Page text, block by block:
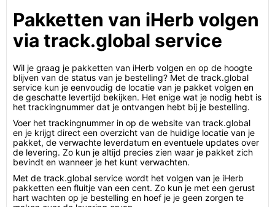
Pakketten van iHerb volgen
via track.global service
Wil je graag je pakketten van iHerb volgen en op de hoogte
blijven van de status van je bestelling? Met de track.global
service kun je eenvoudig de locatie van je pakket volgen en
de geschatte levertijd bekijken. Het enige wat je nodig hebt is
het trackingnummer dat je ontvangen hebt bij je bestelling.
Voer het trackingnummer in op de website van track.global
en je krijgt direct een overzicht van de huidige locatie van je
pakket, de verwachte leverdatum en eventuele updates over
de levering. Zo kun je altijd precies zien waar je pakket zich
bevindt en wanneer je het kunt verwachten.
Met de track.global service wordt het volgen van je iHerb
pakketten een fluitje van een cent. Zo kun je met een gerust
hart wachten op je bestelling en hoef je je geen zorgen te